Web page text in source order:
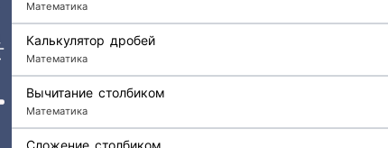
Математика
Калькулятор дробей
Математика
Вычитание столбиком
Математика
Сложение столбиком